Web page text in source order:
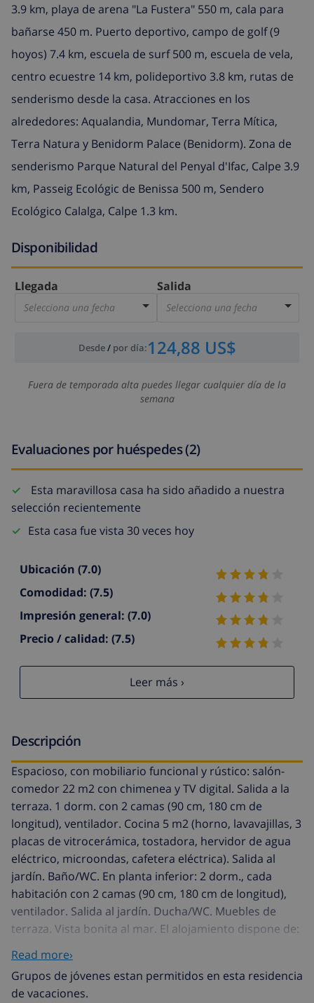
3.9 km, playa de arena "La Fustera" 550 m, cala para
bañarse 450 m. Puerto deportivo, campo de golf (9
hoyos) 7.4 km, escuela de surf 500 m, escuela de vela,
centro ecuestre 14 km, polideportivo 3.8 km, rutas de
senderismo desde la casa. Atracciones en los
alrededores: Aqualandia, Mundomar, Terra Mítica,
Terra Natura y Benidorm Palace (Benidorm). Zona de
senderismo Parque Natural del Penyal d'Ifac, Calpe 3.9
km, Passeig Ecológic de Benissa 500 m, Sendero
Ecológico Calalga, Calpe 1.3 km.
Disponibilidad
Llegada
Selecciona una fecha
Salida
Selecciona una fecha
Desde/ por día:124,88 US$
Fuera de temporada alta puedes llegar cualquier día de la
semana
Evaluaciones por huéspedes (2)
Esta maravillosa casa ha sido añadido a nuestra
selección recientemente
Esta casa fue vista 30 veces hoy
Ubicación (7.0)
Comodidad: (7.5)
Impresión general: (7.0)
Precio / calidad: (7.5)
Leer más ›
Descripción
Espacioso, con mobiliario funcional y rústico: salón-
comedor 22 m2 con chimenea y TV digital. Salida a la
terraza. 1 dorm. con 2 camas (90 cm, 180 cm de
longitud), ventilador. Cocina 5 m2 (horno, lavavajillas, 3
placas de vitrocerámica, tostadora, hervidor de agua
eléctrico, microondas, cafetera eléctrica). Salida al
jardín. Baño/WC. En planta inferior: 2 dorm., cada
habitación con 2 camas (90 cm, 180 cm de longitud),
ventilador. Salida al jardín. Ducha/WC. Muebles de
terraza. Vista bonita al mar. El alojamiento dispone de:
de pelo. Internet (Wifi, gratis). Plaza de aparcamiento
(vallada), garaje en el mismo terreno. VT-4126-V // Reg.
Nr.:
Read more›
Grupos de jóvenes estan permitidos en esta residencia
de vacaciones.